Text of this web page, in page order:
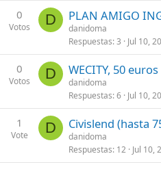
0
Votos D PLAN AMIGO
danidoma
Respuestas 3 Jul 10,
0
Votos D WECITY, 50
danidoma
Respuestas 6 Jul 10,
1
Vote D Civislend (hasta
danidoma
Respuestas 12 Jul 10,